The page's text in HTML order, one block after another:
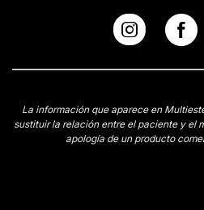
La información que aparece en
sustituir la relación entre el paciente y el
apología de un producto